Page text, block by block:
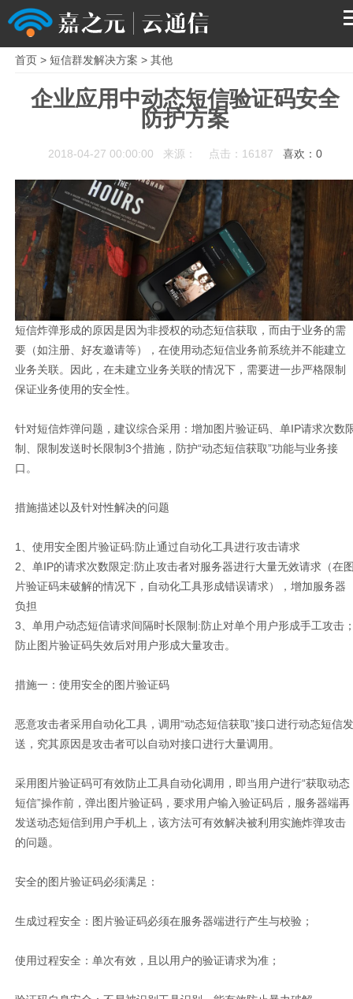
首页
产品
解决方案
服务支持
关于我们
首页> 短信群发解决方案 > 其他
企业应用中动态短信验证码安全
防护方案
2018-04-27 00:00:00 来源： 点击：16187喜欢：0
短信炸弹形成的原因是因为非授权的动态短信获取，而由于业务的需
要（如注册、好友邀请等），在使用动态短信业务前系统并不能建立
业务关联。因此，在未建立业务关联的情况下，需要进一步严格限制
保证业务使用的安全性。
针对短信炸弹问题，建议综合采用：增加图片验证码、单IP请求次数
制、限制发送时长限制3个措施，防护“动态短信获取”功能与业务接
口。
措施描述以及针对性解决的问题
1 、使用安全图片验证码:防止通过自动化工具进行攻击请求
2 、单IP的请求次数限定:防止攻击者对服务器进行大量无效请求（在
片验证码未破解的情况下，自动化工具形成错误请求），增加服务器
负担
3 、单用户动态短信请求间隔时长限制:防止对单个用户形成手工攻击
防止图片验证码失效后对用户形成大量攻击。
措施一：使用安全的图片验证码
恶意攻击者采用自动化工具，调用“动态短信获取”接口进行动态短信发
送，究其原因是攻击者可以自动对接口进行大量调用。
采用图片验证码可有效防止工具自动化调用，即当用户进行“获取动态
短信”操作前，弹出图片验证码，要求用户输入验证码后，服务器端再
发送动态短信到用户手机上，该方法可有效解决被利用实施炸弹攻击
的问题。
安全的图片验证码必须满足：
生成过程安全：图片验证码必须在服务器端进行产生与校验；
使用过程安全：单次有效，且以用户的验证请求为准；